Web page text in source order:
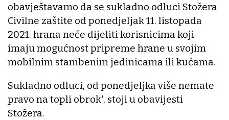
obavještavamo da se sukladno odluci Stožera
Civilne zaštite od ponedjeljak 11. listopada
2021. hrana neće dijeliti korisnicima koji
imaju mogućnost pripreme hrane u svojim
mobilnim stambenim jedinicama ili kućama.
Sukladno odluci, od ponedjeljka više nemate
pravo na topli obrok', stoji u obavijesti
Stožera.